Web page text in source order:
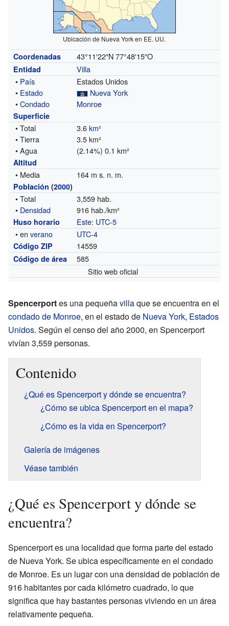
Ubicación de Nueva York en EE. UU.
Coordenadas 43°11′22″N 77°48′15″O
Entidad
Villa
• País
Estados Unidos
• Estado
Nueva York
•Condado Monroe
Superficie
• Total 3.6km²
• Tierra
3.5 km²
• Agua
(2.14%) 0.1 km²
Altitud
• Media 164 m s. n. m.
Población (2000)
• Total
3,559 hab.
• Densidad 916 hab./km²
Huso horario Este: UTC-5
• enverano UTC-4
Código ZIP 14559
Código de área
585
Sitio web oficial
Spencerportes una pequeñavillaque se encuentra en el
condado de Monroe, en el estado de Nueva York, Estados
Unidos. Según el censo del año 2000, en Spencerport
vivían 3,559 personas.
Contenido
¿Qué es Spencerport y dónde se encuentra?
¿Cómo se ubica Spencerport en el mapa?
¿Cómo es la vida en Spencerport?
Galería de imágenes
Véase también
¿Qué es Spencerport y dónde se
encuentra?
Spencerport es una localidad que forma parte del estado
de Nueva York. Se ubica específicamente en el condado
de Monroe. Es un lugar con una densidad de población de
916 habitantes por cada kilómetro cuadrado, lo que
significa que hay bastantes personas viviendo en un área
relativamente pequeña.